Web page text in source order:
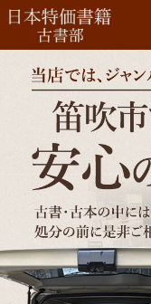
プ